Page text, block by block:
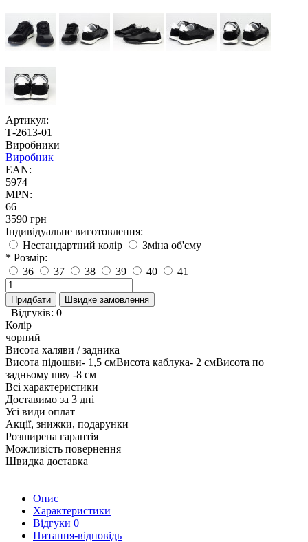
Артикул:
Т-2613-01
Виробники
Виробник
EAN:
5974
MPN:
66
3590 грн
Індивідуальне виготовлення:
Нестандартний колір
Зміна об'єму
* Розмір:
36
37 38 39 40 41
Придбати Швидке замовлення
Відгуків: 0
Колір
чорний
Висота халяви / задника
Висота підошви- 1,5 смВисота каблука- 2 смВисота по
задньому шву -8 см
Всі характеристики
Доставимо за 3 дні
Усі види оплат
Акції, знижки, подарунки
Розширена гарантія
Можливість повернення
Швидка доставка
Опис
Характеристики
Відгуки 0
Питання-відповідь